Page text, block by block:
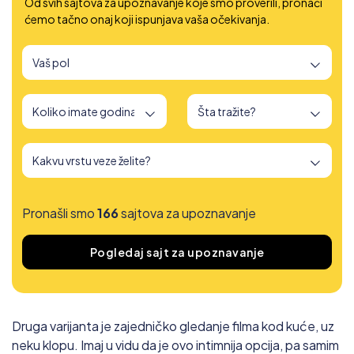
ćemo tačno onaj koji ispunjava vaša očekivanja.
Pronašli smo166sajtova za upoznavanje
Pogledaj sajt za upoznavanje
Druga varijanta je zajedničko gledanje filma kod kuće, uz
neku klopu. Imaj u vidu da je ovo intimnija opcija, pa samim